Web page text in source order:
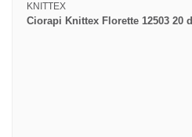
KNITTEX
Ciorapi Knittex Florette 12503 20